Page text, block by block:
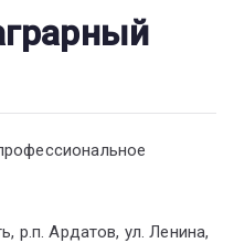
р.п. Ардатов, ул. Ленина,